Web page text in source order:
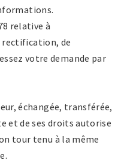
relative à
rectification, de
votre demande par
échangée, transférée,
et de ses droits autorise
tour tenu à la même